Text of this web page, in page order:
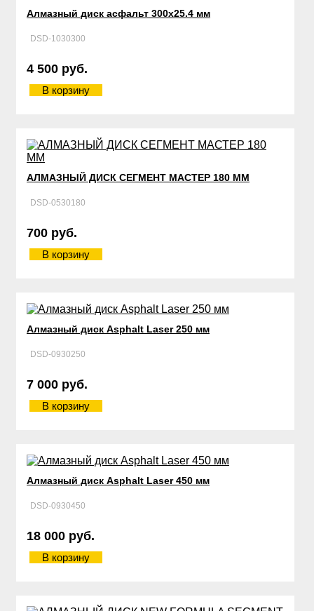
Алмазный диск асфальт 300х25.4 мм
DSD-1030300
4 500 руб.
В корзину
АЛМАЗНЫЙ ДИСК СЕГМЕНТ МАСТЕР 180 ММ
DSD-0530180
700 руб.
В корзину
Алмазный диск Asphalt Laser 250 мм
DSD-0930250
7 000 руб.
В корзину
Алмазный диск Asphalt Laser 450 мм
DSD-0930450
18 000 руб.
В корзину